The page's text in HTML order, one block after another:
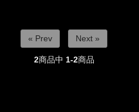
« Prev Next »
2商品中 1-2商品